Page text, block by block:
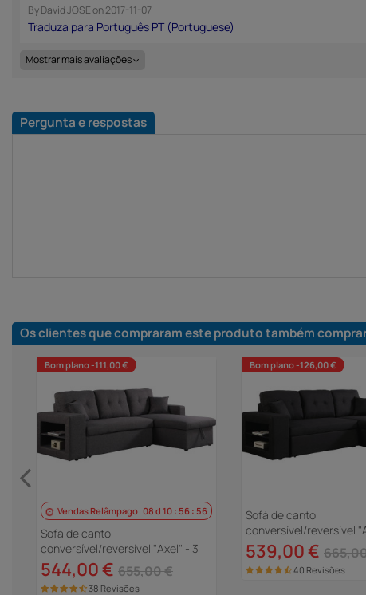
ByDavid JOSEon2017-11-07
Mostrar mais avaliações
Pergunta e respostas
Os clientes que compraram este produto também
Bom plano -111,00 €
Vendas Relâmpago 08 d 10: 56: 55
Sofá de canto
conversível/reversível "Axel" - 3
lugares - Cinza
544,00 € 655,00 €
38 Revisões
Bom plano -126,00 €
Sofá de canto
conversível/reversível
lugares - Preto
539,00 €
40 Revisões